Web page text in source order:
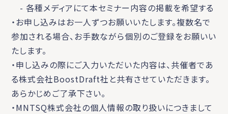
- 各種メディアにて本セミナー内容の掲載を希望する
・お申し込みはお一人ずつお願いいたします。複数名で
参加される場合、お手数ながら個別のご登録をお願いい
たします。
・申し込みの際にご入力いただいた内容は、共催者であ
る株式会社BoostDraft社と共有させていただきます。
あらかじめご了承下さい。
・MNTSQ株式会社の個人情報の取り扱いにつきまして